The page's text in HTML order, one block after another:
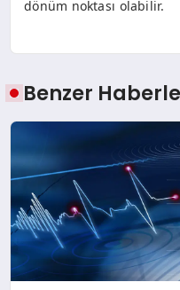
dönüm noktası olabilir.
Benzer